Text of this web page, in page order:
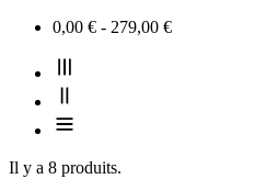
0,00 € - 279,00 €
Il y a 8 produits.